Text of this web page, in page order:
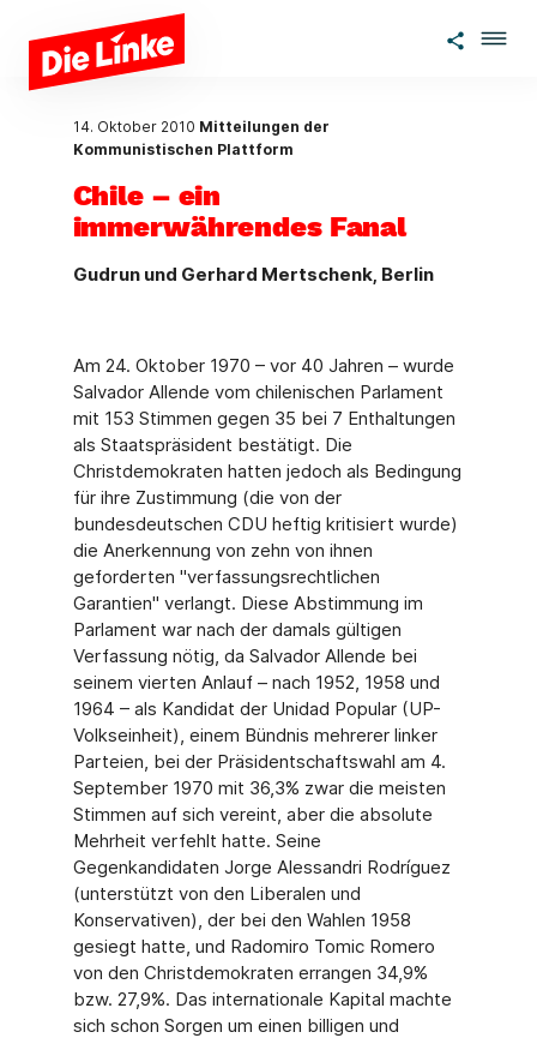
Zum Hauptinhalt springen
14. Oktober 2010 Mitteilungen der
Kommunistischen Plattform
Chile – ein
immerwährendes Fanal
Gudrun und Gerhard Mertschenk, Berlin
Am 24. Oktober 1970 – vor 40 Jahren – wurde
Salvador Allende vom chilenischen Parlament
mit 153 Stimmen gegen 35 bei 7 Enthaltungen
als Staatspräsident bestätigt. Die
Christdemokraten hatten jedoch als Bedingung
für ihre Zustimmung (die von der
bundesdeutschen CDU heftig kritisiert wurde)
die Anerkennung von zehn von ihnen
geforderten "verfassungsrechtlichen
Garantien" verlangt. Diese Abstimmung im
Parlament war nach der damals gültigen
Verfassung nötig, da Salvador Allende bei
seinem vierten Anlauf – nach 1952, 1958 und
1964 – als Kandidat der Unidad Popular (UP-
Volkseinheit), einem Bündnis mehrerer linker
Parteien, bei der Präsidentschaftswahl am 4.
September 1970 mit 36,3% zwar die meisten
Stimmen auf sich vereint, aber die absolute
Mehrheit verfehlt hatte. Seine
Gegenkandidaten Jorge Alessandri Rodríguez
(unterstützt von den Liberalen und
Konservativen), der bei den Wahlen 1958
gesiegt hatte, und Radomiro Tomic Romero
von den Christdemokraten errangen 34,9%
bzw. 27,9%. Das internationale Kapital machte
sich schon Sorgen um einen billigen und